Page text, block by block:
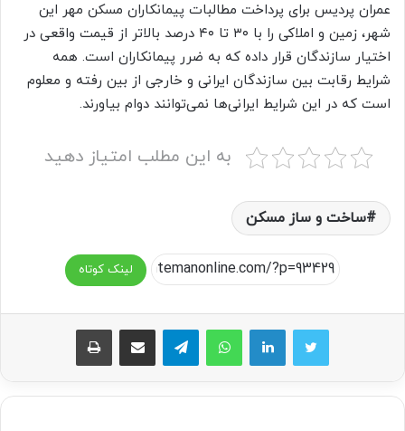
عمران پردیس برای پرداخت مطالبات پیمانکاران مسکن مهر این
شهر، زمین و املاکی را با ۳۰ تا ۴۰ درصد بالاتر از قیمت واقعی در
اختیار سازندگان قرار داده که به ضرر پیمانکاران است. همه
شرایط رقابت بین سازندگان ایرانی و خارجی از بین رفته و معلوم
است که در این شرایط ایرانی‌ها نمی‌توانند دوام بیاورند.
به این مطلب امتیاز دهید
ساخت و ساز مسکن
لینک کوتاه
واتس آپ تلگرام اشتراک گذاری از طریق ایمیل چاپ